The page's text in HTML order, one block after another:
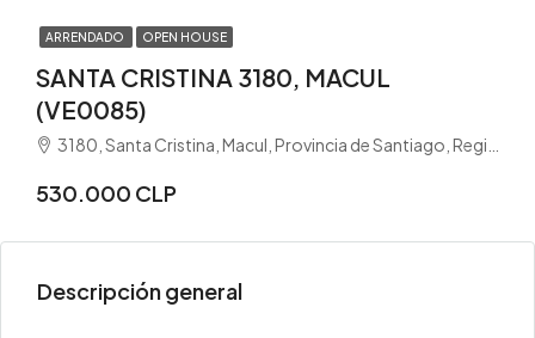
ARRENDADO OPEN HOUSE
SANTA CRISTINA 3180, MACUL
(VE0085)
3180, Santa Cristina, Macul, Provincia de Santiago, Región Metropolitana de Santiago, 7810000, Chile
530.000 CLP
Descripción general